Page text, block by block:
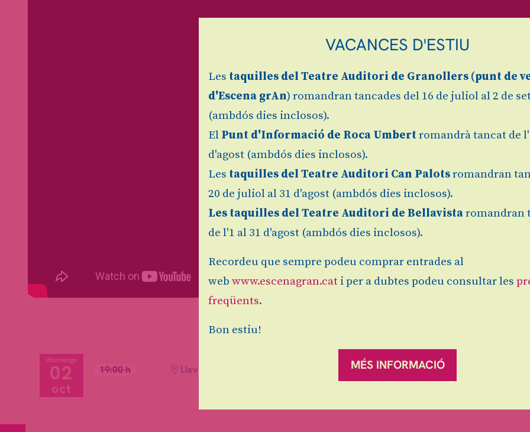
diumenge
02
oct
19:00 h Llevant Teatre Des de
18 €
VACANCES D'ESTIU
Les taquilles del Teatre Auditori de Granollers (punt de
d'Escena grAn) romandran tancades del 16 de juliol al 2 de
(ambdós dies inclosos).
El Punt d'Informació de Roca Umbertromandrà tancat de
d'agost (ambdós dies inclosos).
Les taquilles del Teatre Auditori Can Palotsromandran
20 de juliol al 31 d'agost (ambdós dies inclosos).
Les taquilles del Teatre Auditori de Bellavistaromandran
de l'1 al 31 d'agost (ambdós dies inclosos).
Recordeu que sempre podeu comprar entrades al
web www.escenagran.cat i per a dubtes podeu consultar les
freqüents.
Bon estiu!
MÉS INFORMACIÓ